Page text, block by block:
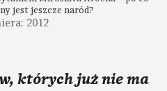
jest jeszcze naród?
2012
których już nie ma